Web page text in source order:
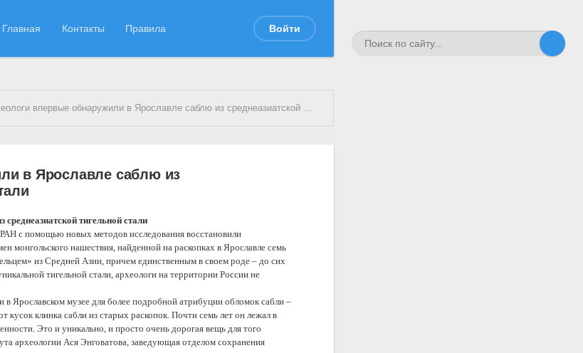
Главная Контакты Правила Войти
впервые обнаружили в Ярославле саблю из среднеазиатской тигельной стали
в Ярославле саблю из
тигельной стали
с помощью новых методов исследования восстановили
монгольского нашествия, найденной на раскопках в Ярославле семь
из Средней Азии, причем единственным в своем роде – до сих
тигельной стали, археологи на территории России не
Ярославском музее для более подробной атрибуции обломок сабли –
кусок клинка сабли из старых раскопок. Почти семь лет он лежал в
Это и уникально, и просто очень дорогая вещь для того
археологии Ася Энговатова, заведующая отделом сохранения